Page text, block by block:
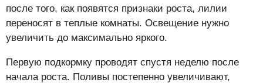
после того, как появятся признаки роста, лилии
переносят в теплые комнаты. Освещение нужно
увеличить до максимально яркого.
Первую подкормку проводят спустя неделю после
начала роста. Поливы постепенно увеличивают,